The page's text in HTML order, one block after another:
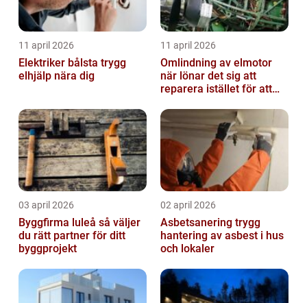
11 april 2026
Elektriker bålsta trygg
elhjälp nära dig
11 april 2026
Omlindning av elmotor
när lönar det sig att
reparera istället för att
03 april 2026
Byggfirma luleå så väljer
du rätt partner för ditt
byggprojekt
02 april 2026
Asbetsanering trygg
hantering av asbest i hus
och lokaler